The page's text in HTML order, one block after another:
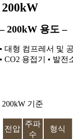
200kW
– 200kW 용도 –
• 대형 컴프레서 및
• CO2 용접기 • 발
200kW 기준
전압
주파
수
형식